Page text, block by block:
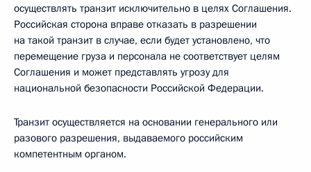
осуществлять транзит исключительно в целях Соглашения.
Российская сторона вправе отказать в разрешении
на такой транзит в случае, если будет установлено, что
перемещение груза и персонала не соответствует целям
Соглашения и может представлять угрозу для
национальной безопасности Российской Федерации.
Транзит осуществляется на основании генерального или
разового разрешения, выдаваемого российским
компетентным органом.